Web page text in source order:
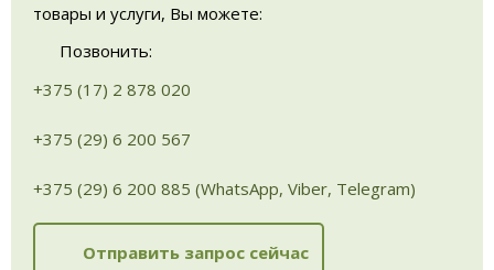
товары и услуги, Вы можете:
Позвонить:
+375 (17) 2 878 020
+375 (29) 6 200 567
+375 (29) 6 200 885 (WhatsApp, Viber, Telegram)
Отправить запрос сейчас